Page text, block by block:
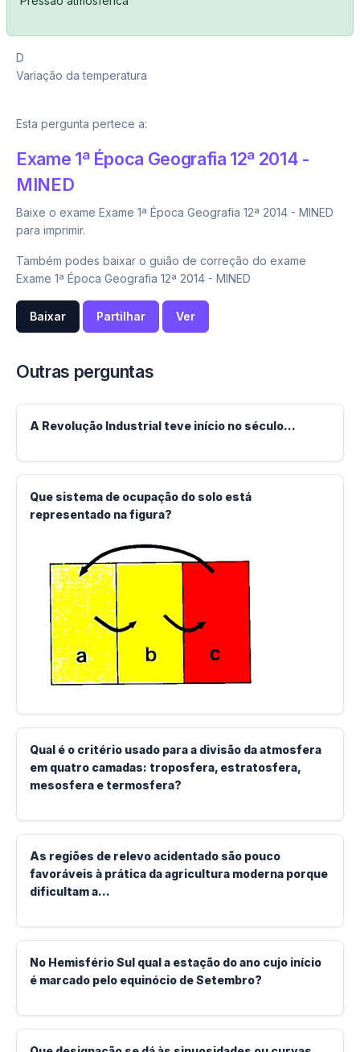
D
Variação da temperatura
Esta pergunta pertece a:
Exame 1ª Época Geografia 12ª 2014 -
MINED
Baixe o exame Exame 1ª Época Geografia 12ª 2014 - MINED
para imprimir.
Também podes baixar o guião de correção do exame
Exame 1ª Época Geografia 12ª 2014 - MINED
Baixar Partilhar Ver
Outras perguntas
A Revolução Industrial teve início no século...
Que sistema de ocupação do solo está
representado na figura?
Qual é o critério usado para a divisão da atmosfera
em quatro camadas: troposfera, estratosfera,
mesosfera e termosfera?
As regiões de relevo acidentado são pouco
favoráveis à prática da agricultura moderna porque
dificultam a…
No Hemisfério Sul qual a estação do ano cujo início
é marcado pelo equinócio de Setembro?